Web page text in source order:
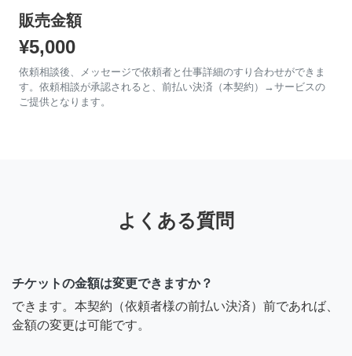
販売金額
¥5,000
依頼相談後、メッセージで依頼者と仕事詳細のすり合わせができま
す。依頼相談が承認されると、前払い決済（本契約）→サービスの
ご提供となります。
よくある質問
チケットの金額は変更できますか？
できます。本契約（依頼者様の前払い決済）前であれば、
金額の変更は可能です。